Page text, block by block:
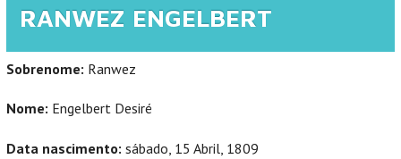
RANWEZ ENGELBERT
Sobrenome: Ranwez
Nome: Engelbert Desiré
Data nascimento: sábado, 15 Abril, 1809